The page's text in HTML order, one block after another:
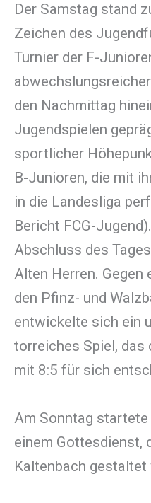
Der Samstag stand
Zeichen des
Turnier der F-
den Nachmittag
Jugendspielen
sportlicher
B-Junioren, die mit
in die Landesliga
Bericht FCG-
Abschluss des
Alten Herren. Gegen
den Pfinz- und
entwickelte sich ein
torreiches Spiel, das
mit 8:5 für sich
Am Sonntag
einem Gottesdienst,
Kaltenbach gestaltet